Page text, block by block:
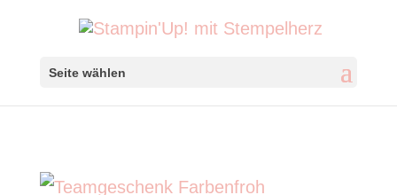
Seite wählen